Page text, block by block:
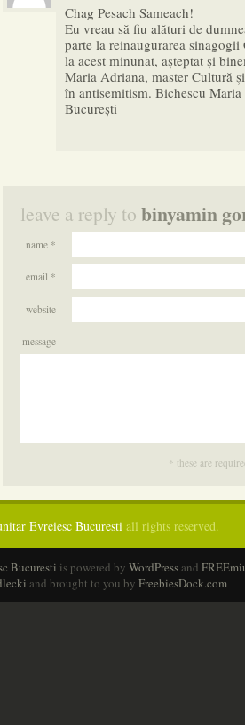
Chag Pesach Sameach!
Eu vreau să fiu alături de
parte la reinaugurarea
la acest minunat, așteptat și
Maria Adriana, master Cultură
în antisemitism. Bichescu
București
leave a reply to binyamin
name *
email *
website
message
* these are
Evreiesc Bucuresti all rights reserved.
Bucuresti is powered by WordPressand
and brought to you by FreebiesDock.com